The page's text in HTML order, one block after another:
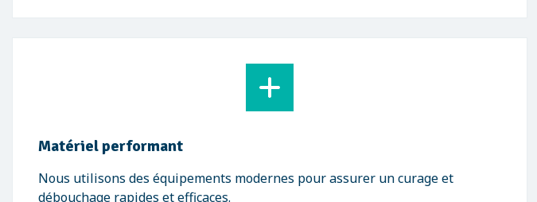
Matériel performant
Nous utilisons des équipements modernes pour assurer un curage et
débouchage rapides et efficaces.